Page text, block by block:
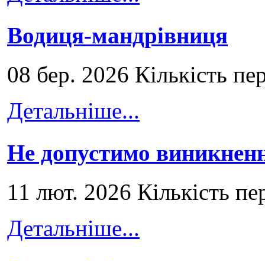
Водиця-мандрівниця
08 бер. 2026 Кількість
Детальніше...
Не допустимо
11 лют. 2026 Кількість
Детальніше...